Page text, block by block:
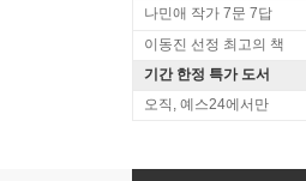
나민애 작가 7문 7답
이동진 선정 최고의 책
기간 한정 특가 도서
오직, 예스24에서만